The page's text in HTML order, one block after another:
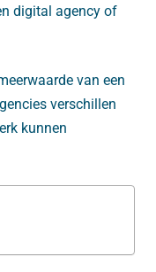
digital agency of
van een
verschillen
kunnen